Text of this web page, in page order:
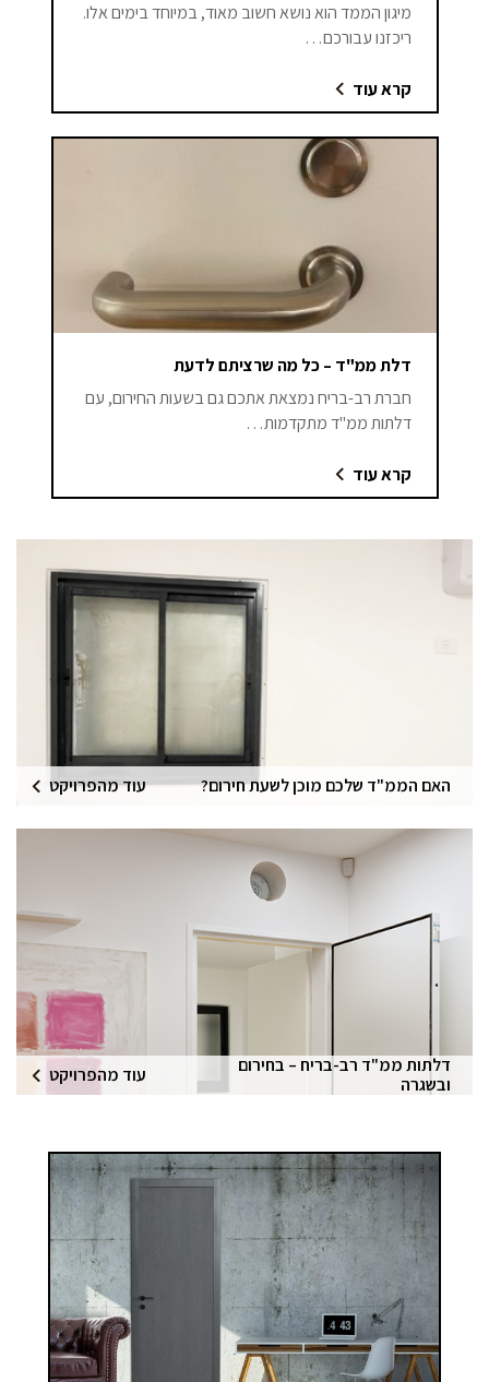
מיגון הממד הוא נושא חשוב מאוד, במיוחד בימים אלו.
ריכזנו עבורכם…
קרא עוד
דלת ממ"ד – כל מה שרציתם לדעת
חברת רב-בריח נמצאת אתכם גם בשעות החירום, עם
דלתות ממ"ד מתקדמות…
קרא עוד
האם הממ"ד שלכם מוכן לשעת חירום? עוד מהפרויקט
דלתות ממ"ד רב-בריח – בחירום
ובשגרה
עוד מהפרויקט